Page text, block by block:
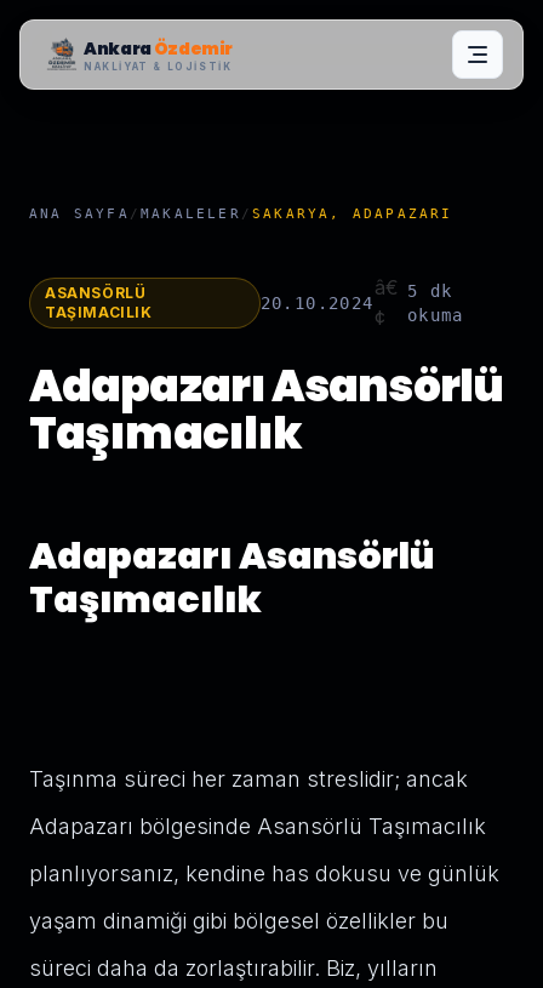
AnkaraÖzdemir
NAKLIYAT & LOJISTIK
ANA SAYFA /MAKALELER /SAKARYA, ADAPAZARI
ASANSÖRLÜ
TAŞIMACILIK
20.10.2024
â€
¢
5 dk
okuma
Adapazarı Asansörlü
Taşımacılık
Adapazarı Asansörlü
Taşımacılık
Taşınma süreci her zaman streslidir; ancak
Adapazarı bölgesinde Asansörlü Taşımacılık
planlıyorsanız, kendine has dokusu ve günlük
yaşam dinamiği gibi bölgesel özellikler bu
süreci daha da zorlaştırabilir. Biz, yılların